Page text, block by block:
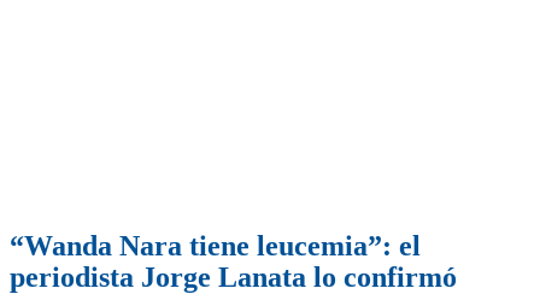
“Wanda Nara tiene leucemia”: el
periodista Jorge Lanata lo confirmó